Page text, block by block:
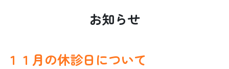
お知らせ
１１月の休診日について